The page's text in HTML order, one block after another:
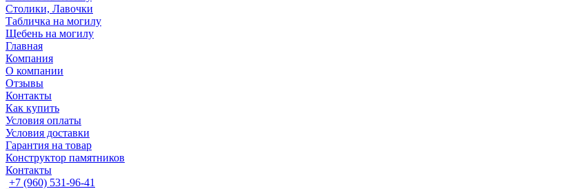
Столики, Лавочки
Табличка на могилу
Щебень на могилу
Главная
Компания
О компании
Отзывы
Контакты
Как купить
Условия оплаты
Условия доставки
Гарантия на товар
Конструктор памятников
Контакты
+7 (960) 531-96-41